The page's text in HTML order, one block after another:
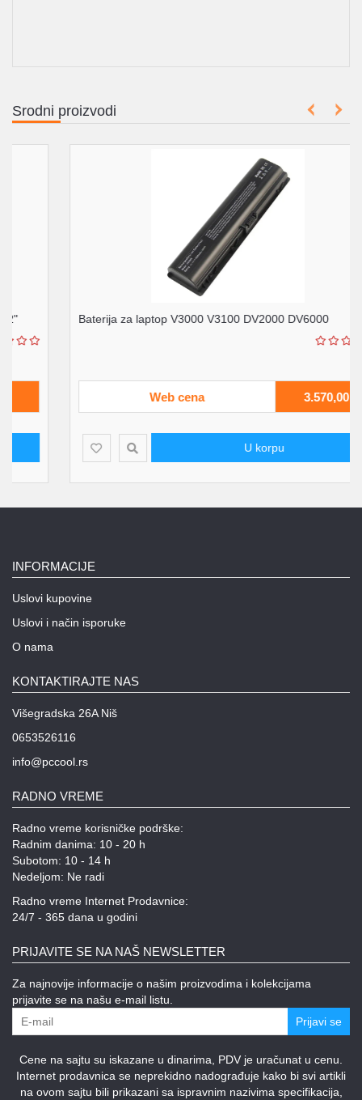
Srodni proizvodi
Baterija za laptop V3000 V3100 DV2000 DV6000
Web cena 3.570,00
INFORMACIJE
Uslovi kupovine
Uslovi i način isporuke
O nama
KONTAKTIRAJTE NAS
Višegradska 26A Niš
0653526116
info@pccool.rs
RADNO VREME
Radno vreme korisničke podrške:
Radnim danima: 10 - 20 h
Subotom: 10 - 14 h
Nedeljom: Ne radi
Radno vreme Internet Prodavnice:
24/7 - 365 dana u godini
PRIJAVITE SE NA NAŠ NEWSLETTER
Za najnovije informacije o našim proizvodima i kolekcijama
prijavite se na našu e-mail listu.
Prijavi se
Cene na sajtu su iskazane u dinarima, PDV je uračunat u cenu.
Internet prodavnica se neprekidno nadograđuje kako bi svi artikli
na ovom sajtu bili prikazani sa ispravnim nazivima specifikacija,